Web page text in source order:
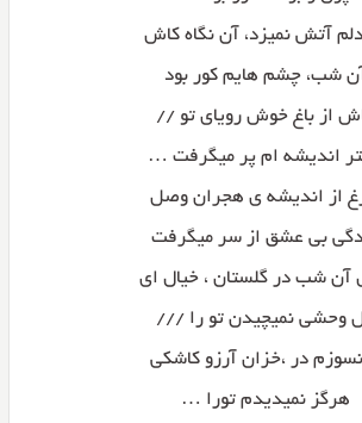
آتش نمیزد، آن نگاه کاش
شب، چشم هایم کور بود
از باغ خوش رویای تو //
اندیشه ام پر میگرفت …
از اندیشه ی هجران وصل
بی عشق از سر میگرفت
آن شب در گلستان ، خیال ای
وحشی نمیچیدن تو را ///
نسوزم در ،خزان آرزو کاشکی
هرگز نمیدیدم تورا …